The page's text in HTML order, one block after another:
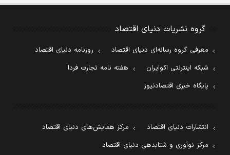
گروه نشریات دنیای اقتصاد
معرفی گروه رسانه‌ای دنیای اقتصاد
روزنامه دنیای اقتصاد
شبکه اینترنتی اکوایران
هفته نامه تجارت فردا
پایگاه خبری اقتصادنیوز
انتشارات دنیای اقتصاد
مرکز همایش‌های دنیای اقتصاد
مرکز نوآوری و شتابدهی دنیای اقتصاد